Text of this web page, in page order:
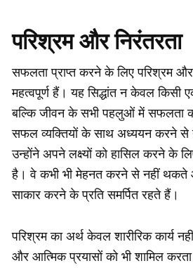
परिश्रम और निरंतरता
सफलता प्राप्त करने के लिए परिश्रम
महत्वपूर्ण हैं। यह सिद्धांत न केवल किसी
बल्कि जीवन के सभी पहलुओं में सफलता
सफल व्यक्तियों के साथ अध्ययन करने से
उन्होंने अपने लक्ष्यों को हासिल करने के
है। वे कभी भी मेहनत करने से नहीं
साकार करने के प्रति समर्पित रहते हैं।
परिश्रम का अर्थ केवल शारीरिक कार्य
और आत्मिक प्रयासों को भी शामिल